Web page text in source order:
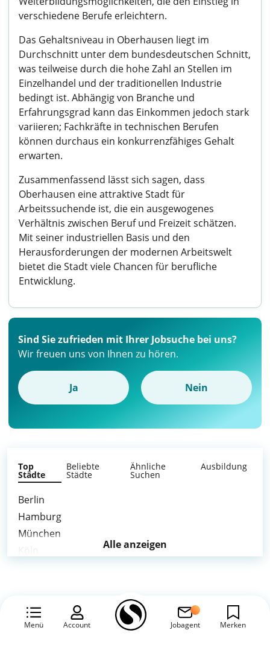
verschiedene Berufe erleichtern.
Das Gehaltsniveau in Oberhausen liegt im
Durchschnitt unter dem bundesdeutschen Schnitt,
was teilweise durch die hohe Zahl an Stellen im
Einzelhandel und der traditionellen Industrie
bedingt ist. Abhängig von Branche und
Erfahrungsgrad kann das Einkommen jedoch stark
variieren; Fachkräfte in technischen Berufen
können durchaus ein konkurrenzfähiges Gehalt
erwarten.
Zusammenfassend lässt sich sagen, dass
Oberhausen eine attraktive Stadt für
Arbeitssuchende ist, die ein ausgewogenes
Verhältnis zwischen Beruf und Freizeit schätzen.
Mit seiner industriellen Basis und den
Herausforderungen der modernen Arbeitswelt
bietet die Stadt viele Chancen für berufliche
Entwicklung.
Menü Account Jobagent Merken
Sind Sie zufrieden mit Ihrer Jobsuche bei uns?
Wir freuen uns von Ihnen zu hören.
Ja Nein
Top
Städte
Beliebte
Städte
Ähnliche
Suchen
Ausbildung
Berlin
Hamburg
München
Leipzig
Alle anzeigen